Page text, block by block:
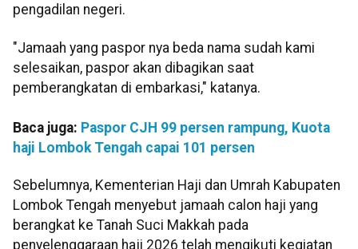
pengadilan negeri.
"Jamaah yang paspor nya beda nama sudah kami
selesaikan, paspor akan dibagikan saat
pemberangkatan di embarkasi," katanya.
Baca juga: Paspor CJH 99 persen rampung, Kuota
haji Lombok Tengah capai 101 persen
Sebelumnya, Kementerian Haji dan Umrah Kabupaten
Lombok Tengah menyebut jamaah calon haji yang
berangkat ke Tanah Suci Makkah pada
penyelenggaraan haji 2026 telah mengikuti kegiatan